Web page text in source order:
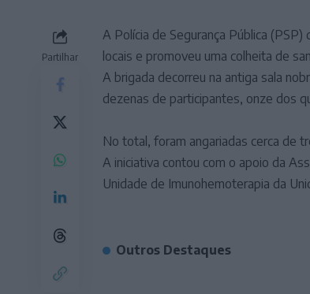
Partilhar
A Polícia de Segurança Pública
locais e promoveu uma colheita de
A brigada decorreu na antiga sala
dezenas de participantes, onze dos
No total, foram angariadas cerca de
A iniciativa contou com o apoio da
Unidade de Imunohemoterapia da
Outros Destaques